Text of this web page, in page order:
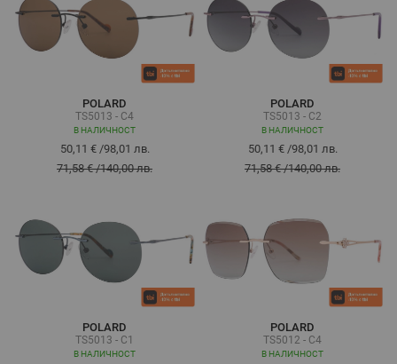
POLARD
TS5013 - C4
В НАЛИЧНОСТ
50,11 €/98,01 лв.
71,58 €/140,00 лв.
POLARD
TS5013 - C2
В НАЛИЧНОСТ
50,11 €/98,01 лв.
71,58 €/140,00 лв.
POLARD
TS5013 - C1
В НАЛИЧНОСТ
POLARD
TS5012 - C4
В НАЛИЧНОСТ